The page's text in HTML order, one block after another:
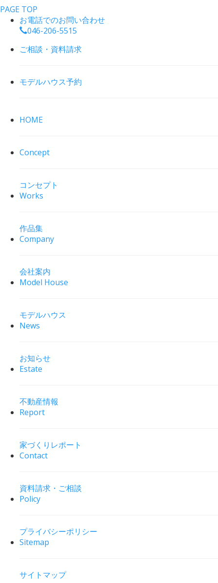
PAGE TOP
お電話でのお問い合わせ
046-206-5515
ご相談・資料請求
モデルハウス予約
HOME
Concept
コンセプト
Works
作品集
Company
会社案内
Model House
モデルハウス
News
お知らせ
Estate
不動産情報
Report
家づくりレポート
Contact
資料請求・ご相談
Policy
プライバシーポリシー
Sitemap
サイトマップ